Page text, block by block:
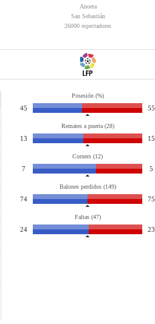
Anoeta
San Sebastián
26000 espectadores
Posesión (%)
45 55
Remates a puerta (28)
13 15
Corners (12)
7 5
Balones perdidos (149)
74 75
Faltas (47)
24 23